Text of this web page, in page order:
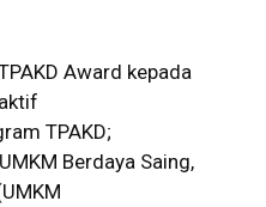
Award kepada
TPAKD;
Berdaya Saing,